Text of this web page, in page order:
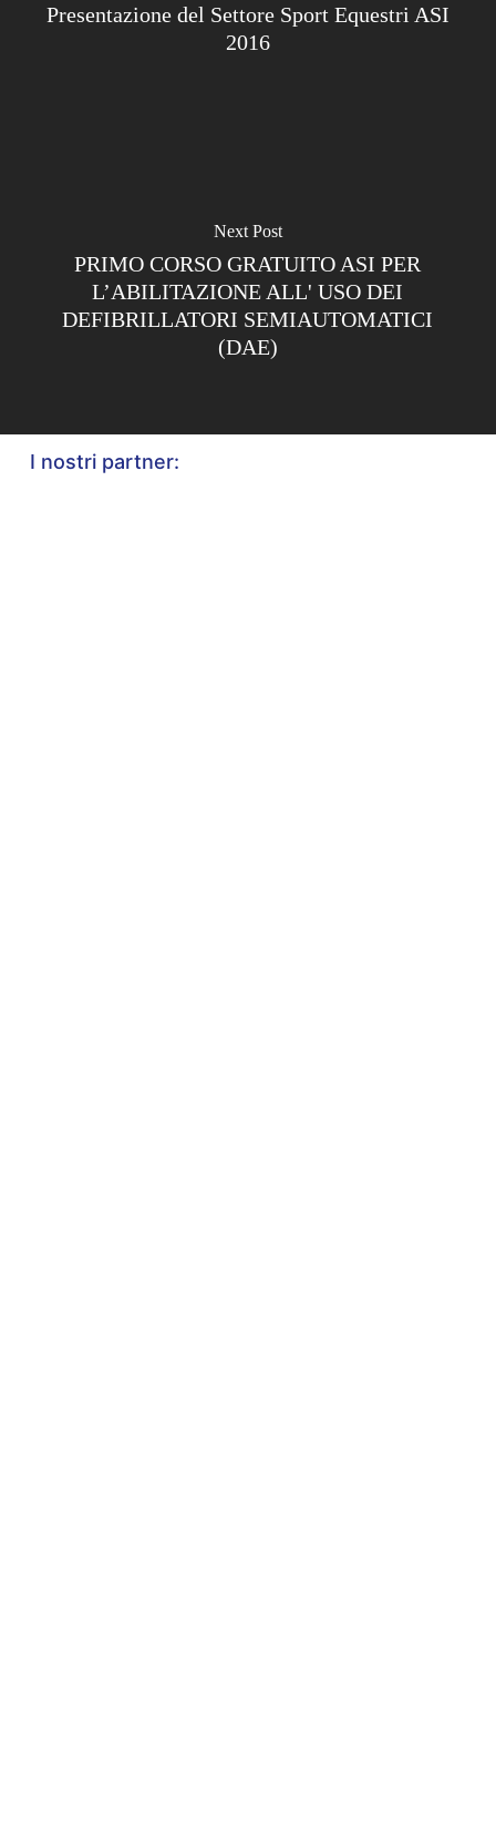
Presentazione del Settore Sport Equestri ASI
2016
Next Post
PRIMO CORSO GRATUITO ASI PER
L’ABILITAZIONE ALL' USO DEI
DEFIBRILLATORI SEMIAUTOMATICI
(DAE)
I nostri partner: